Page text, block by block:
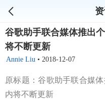
谷歌助手联合媒体推出
将不断更新
Annie Liu • 2018-12-07
原标题：谷歌助手联合媒
内将不断更新